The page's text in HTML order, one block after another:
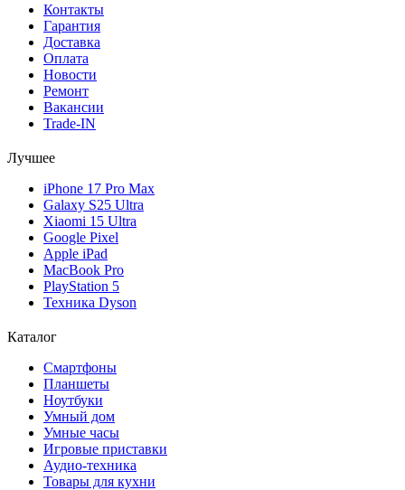
Контакты
Гарантия
Доставка
Оплата
Новости
Ремонт
Вакансии
Trade-IN
Лучшее
iPhone 17 Pro Max
Galaxy S25 Ultra
Xiaomi 15 Ultra
Google Pixel
Apple iPad
MacBook Pro
PlayStation 5
Техника Dyson
Каталог
Смартфоны
Планшеты
Ноутбуки
Умный дом
Умные часы
Игровые приставки
Аудио-техника
Товары для кухни